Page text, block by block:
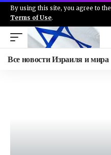
By using this site, you agree to the
Terms of Use.
Все новости Израиля и мира